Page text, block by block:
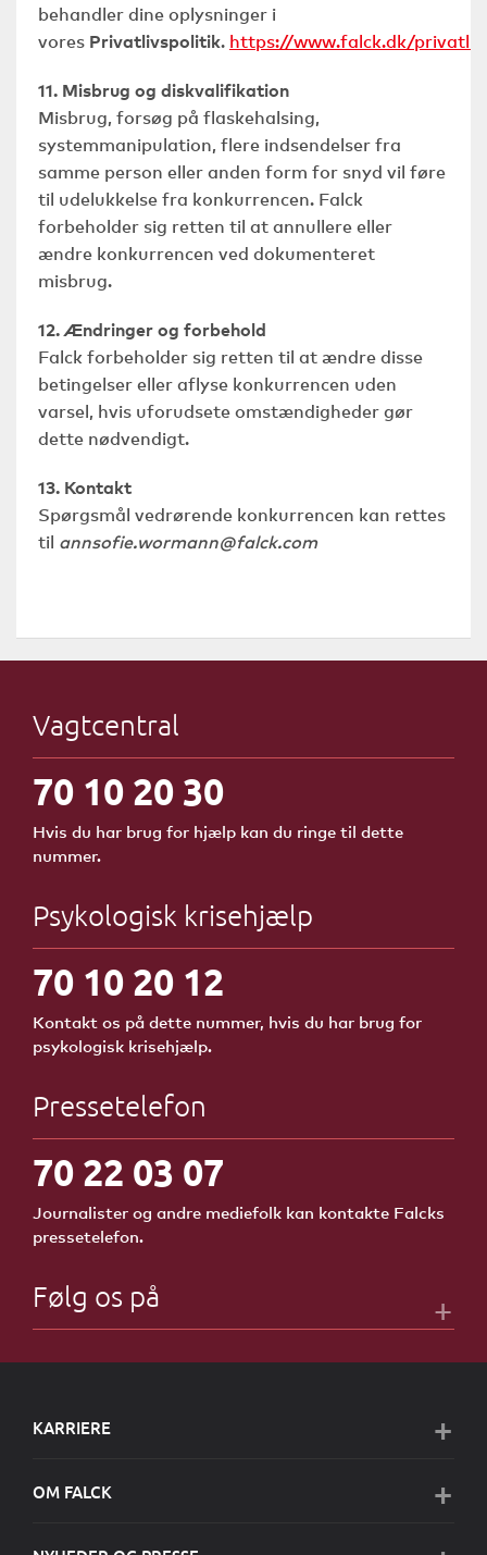
behandler dine oplysninger i
vores Privatlivspolitik. https://www.falck.dk/
11. Misbrug og diskvalifikation
Misbrug, forsøg på flaskehalsing,
systemmanipulation, flere indsendelser fra
samme person eller anden form for snyd vil føre
til udelukkelse fra konkurrencen. Falck
forbeholder sig retten til at annullere eller
ændre konkurrencen ved dokumenteret
misbrug.
12. Ændringer og forbehold
Falck forbeholder sig retten til at ændre disse
betingelser eller aflyse konkurrencen uden
varsel, hvis uforudsete omstændigheder gør
dette nødvendigt.
13. Kontakt
Spørgsmål vedrørende konkurrencen kan rettes
til annsofie.wormann@falck.com
Vagtcentral
70 10 20 30
Hvis du har brug for hjælp kan du ringe til dette
nummer.
Psykologisk krisehjælp
70 10 20 12
Kontakt os på dette nummer, hvis du har brug for
psykologisk krisehjælp.
Pressetelefon
70 22 03 07
Journalister og andre mediefolk kan kontakte Falcks
pressetelefon.
Følg os på
KARRIERE
OM FALCK